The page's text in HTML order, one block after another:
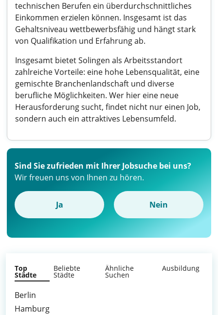
technischen Berufen ein überdurchschnittliches
Einkommen erzielen können. Insgesamt ist das
Gehaltsniveau wettbewerbsfähig und hängt stark
von Qualifikation und Erfahrung ab.
Insgesamt bietet Solingen als Arbeitsstandort
zahlreiche Vorteile: eine hohe Lebensqualität, eine
gemischte Branchenlandschaft und diverse
berufliche Möglichkeiten. Wer hier eine neue
Herausforderung sucht, findet nicht nur einen Job,
sondern auch ein attraktives Lebensumfeld.
Sind Sie zufrieden mit Ihrer Jobsuche bei uns?
Wir freuen uns von Ihnen zu hören.
Ja Nein
Top
Städte
Beliebte
Städte
Ähnliche
Suchen
Ausbildung
Berlin
Hamburg